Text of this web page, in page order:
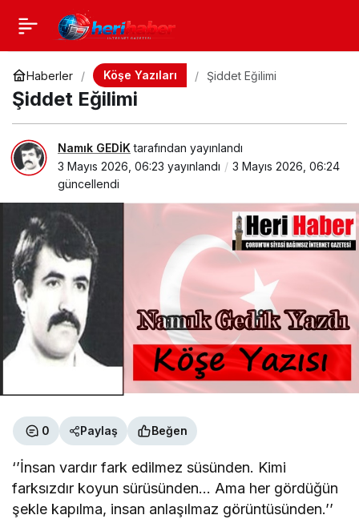
Haberler Köşe Yazıları Şiddet Eğilimi
Şiddet Eğilimi
Namık GEDİK tarafından yayınlandı
3 Mayıs 2026, 06:23 yayınlandı
3 Mayıs 2026, 06:24
güncellendi
0 Paylaş Beğen
‘’İnsan vardır fark edilmez süsünden. Kimi
farksızdır koyun sürüsünden… Ama her gördüğün
şekle kapılma, insan anlaşılmaz görüntüsünden.’’